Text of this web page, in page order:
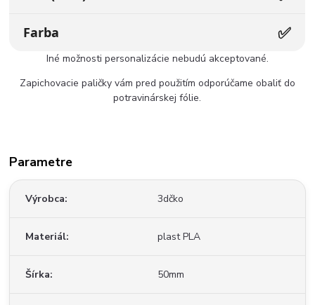
Farba ✅
Iné možnosti personalizácie nebudú akceptované.
Zapichovacie paličky vám pred použitím odporúčame obaliť do
potravinárskej fólie.
Parametre
Výrobca 3dčko
Materiál plast PLA
Šírka 50mm